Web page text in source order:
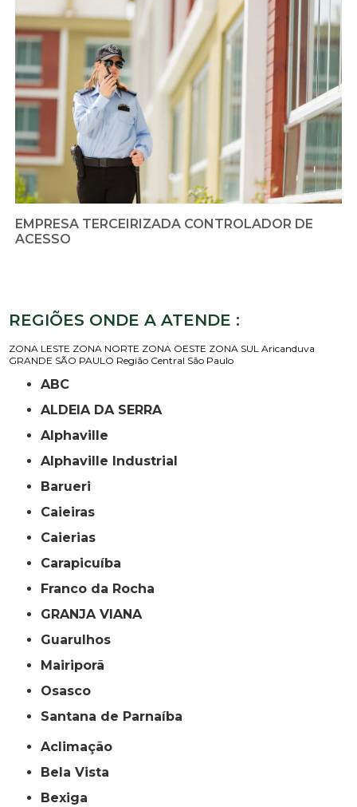
EMPRESA TERCEIRIZADA CONTROLADOR DE
ACESSO
REGIÕES ONDE A ATENDE :
ZONA LESTE ZONA NORTE ZONA OESTE ZONA SUL Aricanduva
GRANDE SÃO PAULO Região Central São Paulo
ABC
ALDEIA DA SERRA
Alphaville
Alphaville Industrial
Barueri
Caieiras
Caierias
Carapicuíba
Franco da Rocha
GRANJA VIANA
Guarulhos
Mairiporã
Osasco
Santana de Parnaíba
Aclimação
Bela Vista
Bexiga